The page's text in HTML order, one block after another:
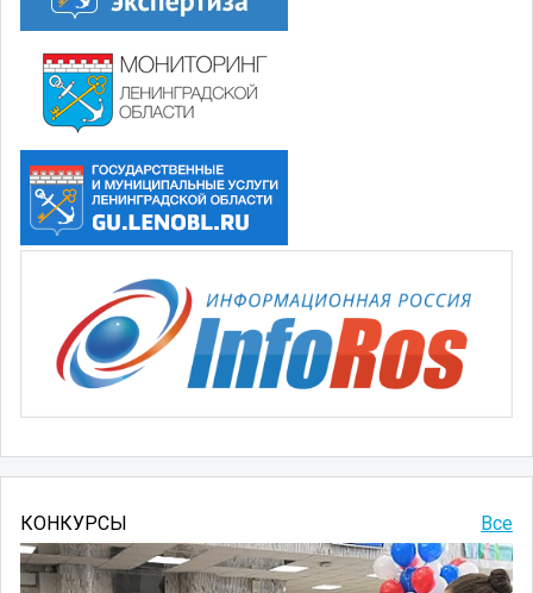
Все
КОНКУРСЫ